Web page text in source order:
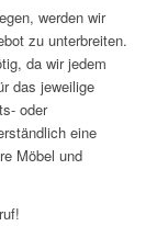
werden wir
zu unterbreiten.
da wir jedem
das jeweilige
oder
eine
Möbel und